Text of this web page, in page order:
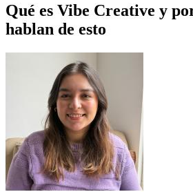
Qué es Vibe Creative y
hablan de esto